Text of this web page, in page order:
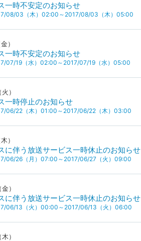
一時不安定のお知らせ
08/03（木）02:00～2017/08/03（木）05:00
）
一時不安定のお知らせ
07/19（水）02:00～2017/07/19（水）05:00
）
一時停止のお知らせ
06/22（木）01:00～2017/06/22（木）03:00
）
に伴う放送サービス一時休止のお知らせ
06/26（月）07:00～2017/06/27（火）09:00
）
に伴う放送サービス一時休止のお知らせ
06/13（火）00:00～2017/06/13（火）06:00
）